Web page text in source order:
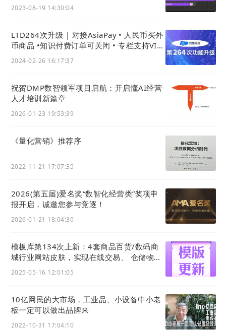
3) 优化续费/升级窗口中余额支付时信息展示
当选择余额支付时，将显示当前余额及充值入口。可
值。
同时，如果当前账户余额不足以支付本次购买，将红
字提示「账户余额不足以完成本次支付」。
02
官微名片(平台版)
2023-08-19 14:30:04
LTD264次升级 | 对接AsiaPay • 人民币买外
币商品 •知识付费订单可关闭 • 专栏支持VIP
2024-02-26 16:17:37
祝贺DMP数智领军项目启航：开启懂AI经营
人才培训新篇章
2026-01-23 19:53:39
《量化营销》推荐序
2022-11-21 17:07:35
2026(第五届)爱名奖“数智化经营类”奖项申
报开启，诚邀您参与竞逐！
2026-01-21 18:04:30
模板库第134次上新：4套商品百货/数码商
城行业网站皮肤，实现在线交易、 仓储物
2025-05-16 12:01:05
10亿网民的大市场，工业品、小设备中小老
板一定可以做出品牌来
2022-10-31 17:04:10